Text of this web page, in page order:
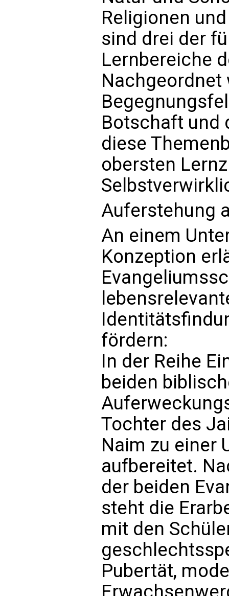
Religionen
sind drei der
Lernbereiche
Nachgeordnet
Botschaft und
diese
obersten
Auferstehung
An einem
Konzeption
fördern:
In der Reihe
beiden
Tochter des
Naim zu einer
aufbereitet.
der beiden
steht die
mit den
Pubertät,